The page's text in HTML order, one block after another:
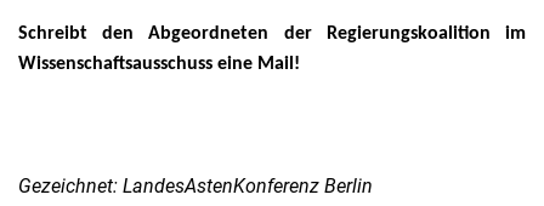
Schreibt den Abgeordneten der Regierungskoalition im
Wissenschaftsausschuss eine Mail!
Gezeichnet: LandesAstenKonferenz Berlin